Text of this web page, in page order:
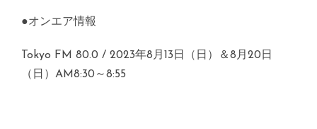
●オンエア情報
Tokyo FM 80.0 / 2023年8月13日（日）＆8月20日
（日）AM8:30～8:55